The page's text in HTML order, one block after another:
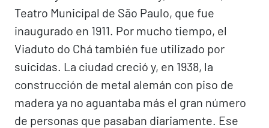
Teatro Municipal de São Paulo, que fue
inaugurado en 1911. Por mucho tiempo, el
Viaduto do Chá también fue utilizado por
suicidas. La ciudad creció y, en 1938, la
construcción de metal alemán con piso de
madera ya no aguantaba más el gran número
de personas que pasaban diariamente. Ese